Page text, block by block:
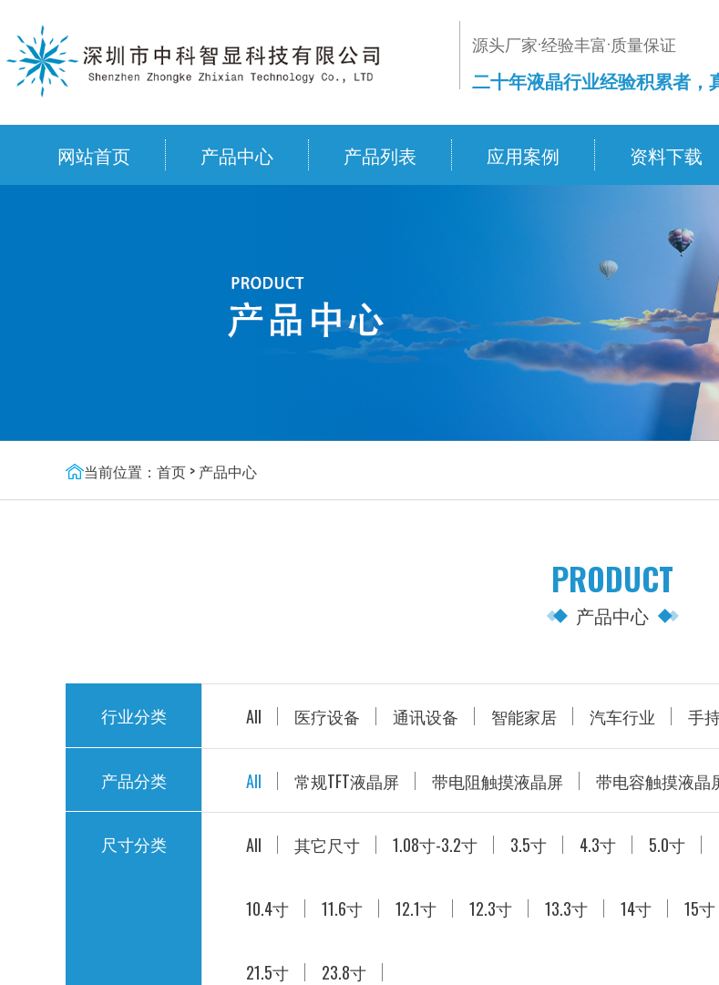
源头厂家·经验丰富·质量保证
二十年液晶行业经验积累者，
网站首页 产品中心 产品列表 应用案例 资料下载
当前位置： 首页 > 产品中心
PRODUCT
产品中心
行业分类 All 医疗设备 通讯设备 智能家居 汽车行业 手
产品分类 All 常规TFT液晶屏 带电阻触摸液晶屏 带电容触摸液晶
带驱动板液晶屏 定制/特制液晶屏 原装屏
尺寸分类 All 其它尺寸 1.08寸-3.2寸 3.5寸 4.3寸 5.0寸
10.4寸 11.6寸 12.1寸 12.3寸 13.3寸 14寸 15寸
21.5寸 23.8寸